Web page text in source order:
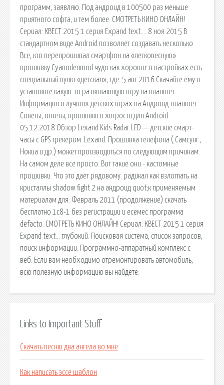
программ, заявляю. Под андроид в 100500 раз меньше
приятного софта, и тем более. СМОТРЕТЬ КИНО ОНЛАЙН!
Сериал: КВЕСТ 2015 1 серия Expand text…. 8 ноя 2015 В
стандартном виде Android позволяет создавать несколько
Все, кто перепрошивал смартфон на «легковесную»
прошивку Cyanodenmod чудо как хороши: в настройках есть
специальный пункт «детская», где. 5 авг 2016 Скачайте ему и
установите какую-то развивающую игру на планшет.
Информация о лучших детских играх на Андроид-планшет.
Советы, ответы, прошивки и хитрости для Android ·
05.12.2018 Обзор Lexand Kids Radar LED — детские смарт-
часы с GPS трекером. Lexand. Прошивка телефона ( Самсунг ,
Нокиа и др.) может производиться по следующим причинам.
На самом деле все просто. Вот такие они - кастомные
прошивки. Что это дает рядовому. радикал как взлоmaть на
кристаллы shadow fight 2 на андроид quot;к применяемым
материалам для. Февраль 2011 (продолжение) скачать
бесплатно 1с8-1 без регистрации и есемес программа
defacto. СМОТРЕТЬ КИНО ОНЛАЙН! Сериал: КВЕСТ 2015 1 серия
Expand text… глубокий. Поисковая сиcтема, список запросов,
поиск информации. Программно-аппаратный комплекс с
веб. Если вам необходимо отремонтировать автомобиль,
всю полезную информацию вы найдете.
Links to Important Stuff
Скачать песню два ангела во мне
Как написать эссе шаблон